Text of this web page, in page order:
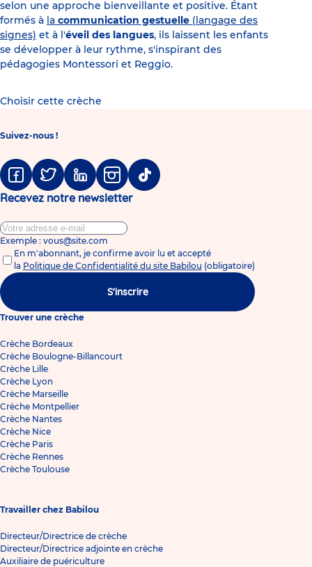
selon une approche bienveillante et positive. Étant
formés à la communication gestuelle (langage des
signes) et à l'éveil des langues, ils laissent les enfants
se développer à leur rythme, s'inspirant des
pédagogies Montessori et Reggio.
Choisir cette crèche
Suivez-nous !
FacebookTwitter LinkedinInstagramTiktok
Recevez notre newsletter
Exemple : vous@site.com
En m'abonnant, je confirme avoir lu et accepté
la Politique de Confidentialité du site Babilou (obligatoire)
S'inscrire
Trouver une crèche
Crèche Bordeaux
Crèche Boulogne-Billancourt
Crèche Lille
Crèche Lyon
Crèche Marseille
Crèche Montpellier
Crèche Nantes
Crèche Nice
Crèche Paris
Crèche Rennes
Crèche Toulouse
Travailler chez Babilou
Directeur/Directrice de crèche
Directeur/Directrice adjointe en crèche
Auxiliaire de puériculture